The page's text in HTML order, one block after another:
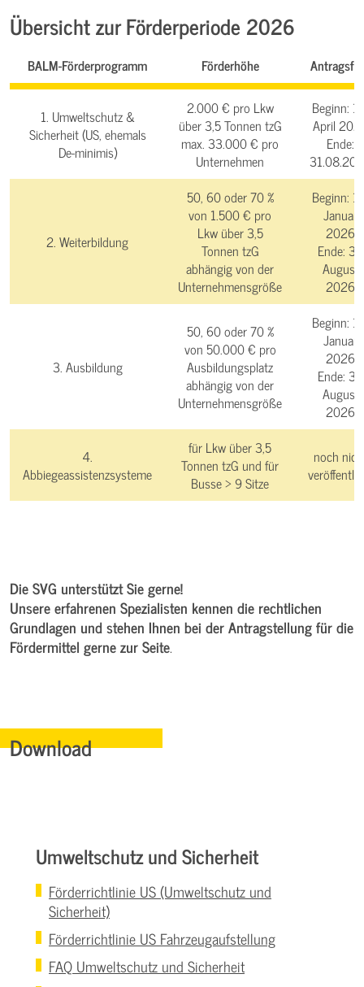
Übersicht zur Förderperiode 2026
BALM-Förderprogramm Förderhöhe
1. Umweltschutz &
Sicherheit (US, ehemals
De-minimis)
2.000 € pro Lkw
über 3,5 Tonnen tzG
max. 33.000 € pro
Unternehmen
Beginn:
April
Ende:
2. Weiterbildung
50, 60 oder 70 %
von 1.500 € pro
Lkw über 3,5
Tonnen tzG
abhängig von der
Unternehmensgröße
Beginn:
Januar
2026
Ende:31.
August
2026
3. Ausbildung
50, 60 oder 70 %
von 50.000 € pro
Ausbildungsplatz
abhängig von der
Unternehmensgröße
Beginn:
Januar
2026
Ende:31.
August
2026
4.
Abbiegeassistenzsysteme
für Lkw über 3,5
Tonnen tzG und für
Busse > 9 Sitze
noch
Die SVG unterstützt Sie gerne!
Unsere erfahrenen Spezialisten kennen die rechtlichen
Grundlagen und stehen Ihnen bei der Antragstellung für die
Fördermittel gerne zur Seite.
Download
Umweltschutz und Sicherheit
Förderrichtlinie US (Umweltschutz und
Sicherheit)
Förderrichtlinie US Fahrzeugaufstellung
FAQ Umweltschutz und Sicherheit